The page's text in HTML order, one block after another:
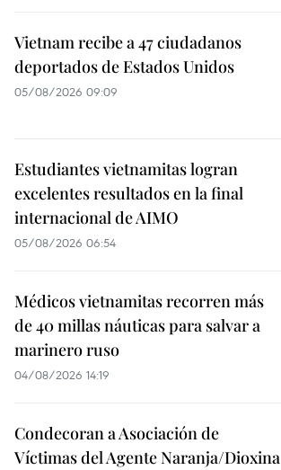
Vietnam recibe a 47 ciudadanos
deportados de Estados Unidos
05/08/2026 09:09
Estudiantes vietnamitas logran
excelentes resultados en la final
internacional de AIMO
05/08/2026 06:54
Médicos vietnamitas recorren más
de 40 millas náuticas para salvar a
marinero ruso
04/08/2026 14:19
Condecoran a Asociación de
Víctimas del Agente Naranja/Dioxina